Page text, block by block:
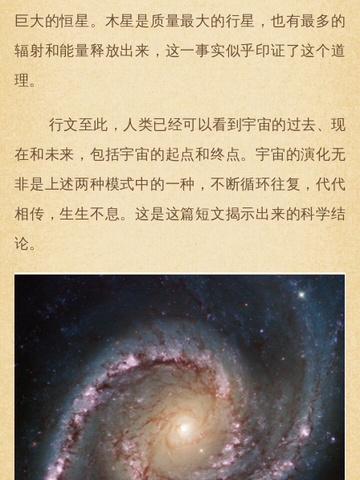
巨大的恒星。木星是质量最大的行星，也有最多的
辐射和能量释放出来，这一事实似乎印证了这个道
理。
行文至此，人类已经可以看到宇宙的过去、现
在和未来，包括宇宙的起点和终点。宇宙的演化无
非是上述两种模式中的一种，不断循环往复，代代
相传，生生不息。这是这篇短文揭示出来的科学结
论。